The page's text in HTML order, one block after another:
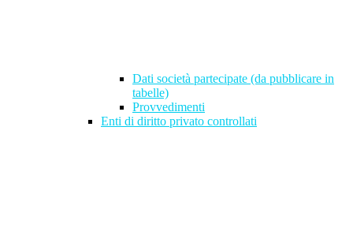
Dati società partecipate (da pubblicare in
tabelle)
Provvedimenti
Enti di diritto privato controllati